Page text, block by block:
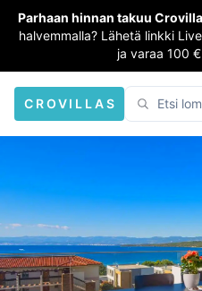
Parhaan hinnan takuu
halvemmalla? Lähetä linkki
ja varaa 100
CROVILLAS